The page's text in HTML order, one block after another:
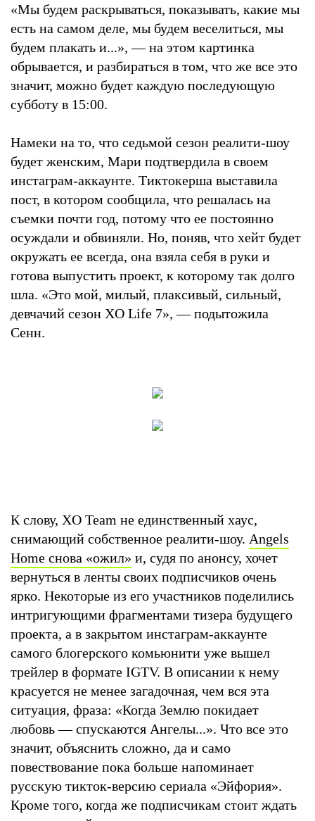
«Мы будем раскрываться, показывать, какие мы
есть на самом деле, мы будем веселиться, мы
будем плакать и...», — на этом картинка
обрывается, и разбираться в том, что же все это
значит, можно будет каждую последующую
субботу в 15:00.
Намеки на то, что седьмой сезон реалити-шоу
будет женским, Мари подтвердила в своем
инстаграм-аккаунте. Тиктокерша выставила
пост, в котором сообщила, что решалась на
съемки почти год, потому что ее постоянно
осуждали и обвиняли. Но, поняв, что хейт будет
окружать ее всегда, она взяла себя в руки и
готова выпустить проект, к которому так долго
шла. «Это мой, милый, плаксивый, сильный,
девчачий сезон XO Life 7», — подытожила
Сенн.
К слову, XO Team не единственный хаус,
снимающий собственное реалити-шоу. Angels
Home снова «ожил» и, судя по анонсу, хочет
вернуться в ленты своих подписчиков очень
ярко. Некоторые из его участников поделились
интригующими фрагментами тизера будущего
проекта, а в закрытом инстаграм-аккаунте
самого блогерского комьюнити уже вышел
трейлер в формате IGTV. В описании к нему
красуется не менее загадочная, чем вся эта
ситуация, фраза: «Когда Землю покидает
любовь — спускаются Ангелы...». Что все это
значит, объяснить сложно, да и само
повествование пока больше напоминает
русскую тикток-версию сериала «Эйфория».
Кроме того, когда же подписчикам стоит ждать